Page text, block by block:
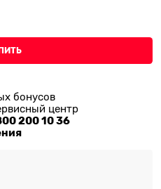
бонусов
центр
200 10 36